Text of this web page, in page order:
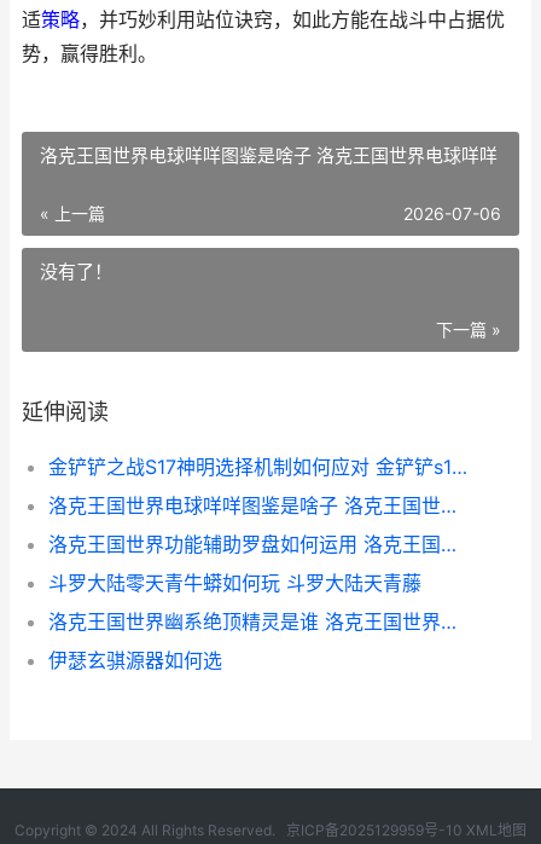
适策略，并巧妙利用站位诀窍，如此方能在战斗中占据优
势，赢得胜利。
洛克王国世界电球咩咩图鉴是啥子 洛克王国世界电球咩咩
« 上一篇 2026-07-06
没有了！
下一篇 »
延伸阅读
金铲铲之战S17神明选择机制如何应对 金铲铲s1神将
洛克王国世界电球咩咩图鉴是啥子 洛克王国世界电球咩咩
洛克王国世界功能辅助罗盘如何运用 洛克王国世界功率放大技能石
斗罗大陆零天青牛蟒如何玩 斗罗大陆天青藤
洛克王国世界幽系绝顶精灵是谁 洛克王国世界幽影树
伊瑟玄骐源器如何选
Copyright © 2024 All Rights Reserved. 京ICP备2025129959号-10 XML地图